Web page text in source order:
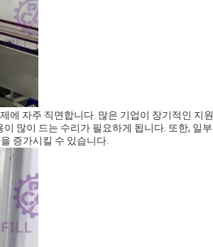
에 자주 직면합니다. 많은 기업이 장기적인 지원
많이 드는 수리가 필요하게 됩니다. 또한, 일부
증가시킬 수 있습니다.